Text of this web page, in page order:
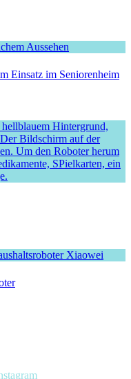
Einsatz im Seniorenheim